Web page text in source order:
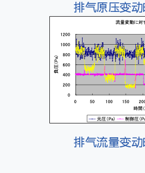
排气原压变
排气流量变